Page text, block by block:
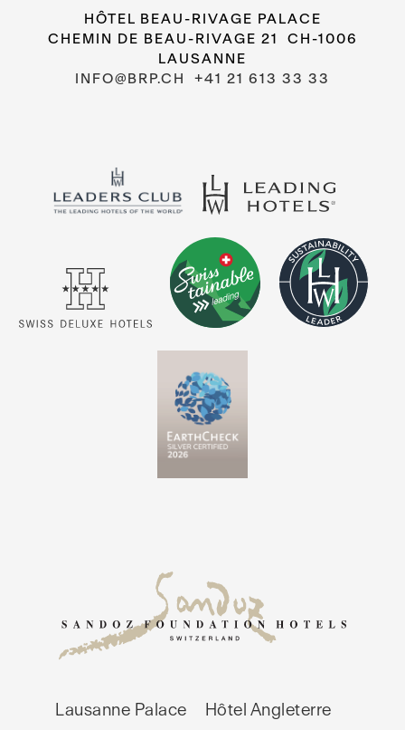
HÔTEL BEAU-RIVAGE PALACE
CHEMIN DE BEAU-RIVAGE 21 CH-1006
LAUSANNE
INFO@BRP.CH
+41 21 613 33 33
Lausanne Palace Hôtel Angleterre